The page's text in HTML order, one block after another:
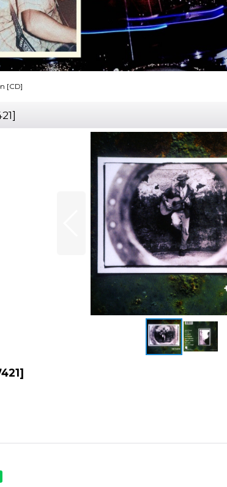
[CD]
]
]